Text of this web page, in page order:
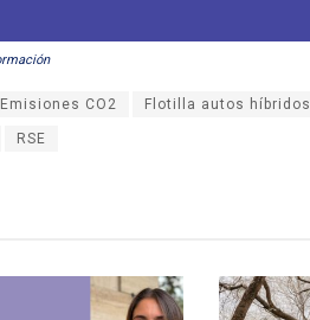
Emisiones CO2 Flotilla autos híbridos
RSE